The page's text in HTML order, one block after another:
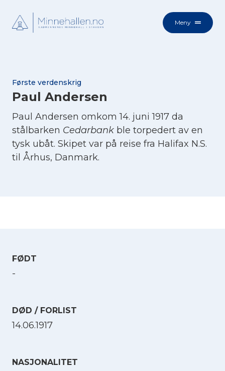
Meny
Første verdenskrig
Paul Andersen
Paul Andersen omkom 14. juni 1917 da
stålbarken Cedarbank ble torpedert av en
tysk ubåt. Skipet var på reise fra Halifax N.S.
til Århus, Danmark.
FØDT
-
DØD / FORLIST
14.06.1917
NASJONALITET